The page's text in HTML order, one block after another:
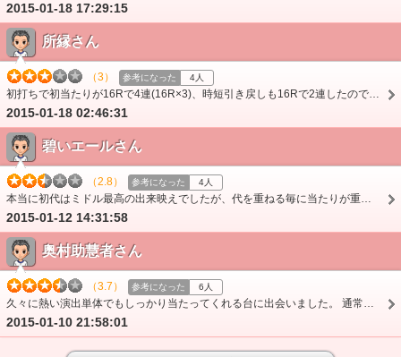
2015-01-18 17:29:15
所縁さん
（3） 参考になった 4人
初打ちで初当たりが16Rで4連(16R×3)、時短引き戻しも16Rで2連したので、2400発の出玉は魅力的。 普段沖縄3(約1500発？)しか打たない為、右打ちは爽快！ 突確→通常はキツ…
2015-01-18 02:46:31
碧いエールさん
（2.8） 参考になった 4人
本当に初代はミドル最高の出来映えでしたが、代を重ねる毎に当たりが重く、２代目から保留連式を取り入れ、今は当たり前とはいえ今回の保留変化仕様ときたためにバランス…
2015-01-12 14:31:58
奥村助慧者さん
（3.7） 参考になった 6人
久々に熱い演出単体でもしっかり当たってくれる台に出会いました。 通常時も時短中も演出がものすごくすっきりしていて当たる時しか熱い演出が来ないんじゃないかと思…
2015-01-10 21:58:01